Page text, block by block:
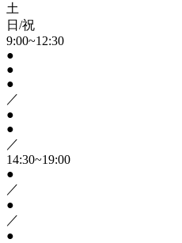
土
日/祝
9:00~12:30
●
●
●
／
●
●
／
14:30~19:00
●
／
●
／
●